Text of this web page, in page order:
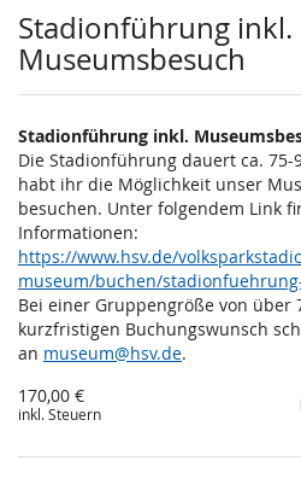
Produkte
Stadionführung inkl.
Museumsbesuch
Stadionführung inkl.
Die Stadionführung dauert ca.
habt ihr die Möglichkeit unser
besuchen. Unter folgendem Link
Informationen:
https://www.hsv.de/
museum/buchen/
Bei einer Gruppengröße von über
kurzfristigen Buchungswunsch
an museum@hsv.de.
170,00 €
inkl. Steuern